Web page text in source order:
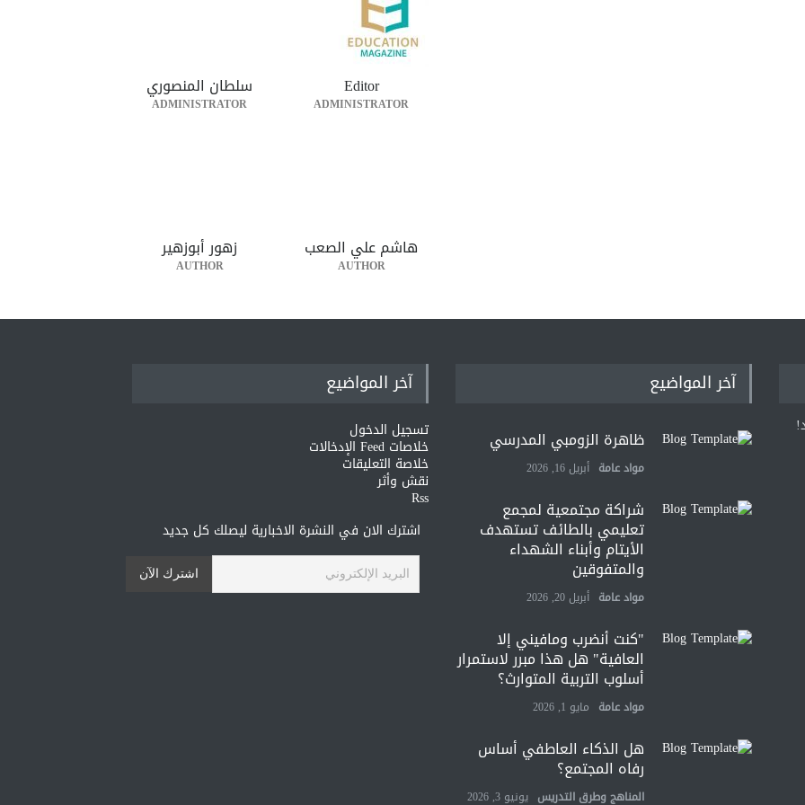
Editor
ADMINISTRATOR
سلطان المنصوري
ADMINISTRATOR
هاشم علي الصعب
AUTHOR
زهور أبوزهير
AUTHOR
آخر المواضيع
ظاهرة الزومبي المدرسي
مواد عامة أبريل 16, 2026
شراكة مجتمعية لمجمع
تعليمي بالطائف تستهدف
الأيتام وأبناء الشهداء
والمتفوقين
مواد عامة أبريل 20, 2026
"كنت أنضرب ومافيني إلا
العافية" هل هذا مبرر لاستمرار
أسلوب التربية المتوارث؟
مواد عامة مايو 1, 2026
هل الذكاء العاطفي أساس
رفاه المجتمع؟
المناهج وطرق التدريس يونيو 3, 2026
آخر المواضيع
تسجيل الدخول
خلاصات Feed الإدخالات
خلاصة التعليقات
نقش وأثر
Rss
اشترك الان في النشرة الاخبارية ليصلك كل جديد